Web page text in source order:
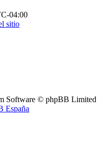
04:00
sitio
Software © phpBB Limited
España